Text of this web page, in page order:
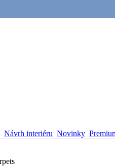
Návrh interiéru Novinky